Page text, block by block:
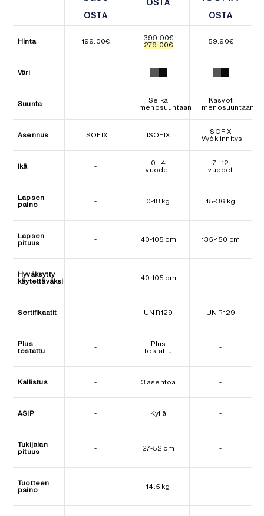
OSTA
OSTA
OSTA
OSTA
OSTA
Hinta 199.00€ 399.90€
Alkuperäinen
hinta
oli:
279.00€Nykyinen
hinta
on:
59.90€
Väri -
Suunta -
Selkä
menosuuntaan
Kasvot
menosuuntaan
Asennus ISOFIX ISOFIX
ISOFIX,
Vyökiinnitys
Ikä -
0 - 4
vuodet
7 - 12
vuodet
Lapsen
paino
- 0-18 kg 15-36 kg
Lapsen
pituus
- 40-105 cm 135-150 cm
Hyväksytty
käytettäväksi
- 40-105 cm -
Sertifikaatit - UN R129 UN R129
Plus
testattu
-
Plus
testattu
-
Kallistus - 3 asentoa -
ASIP - Kyllä -
Tukijalan
pituus
- 27-52 cm -
Tuotteen
paino
- 14.5 kg -